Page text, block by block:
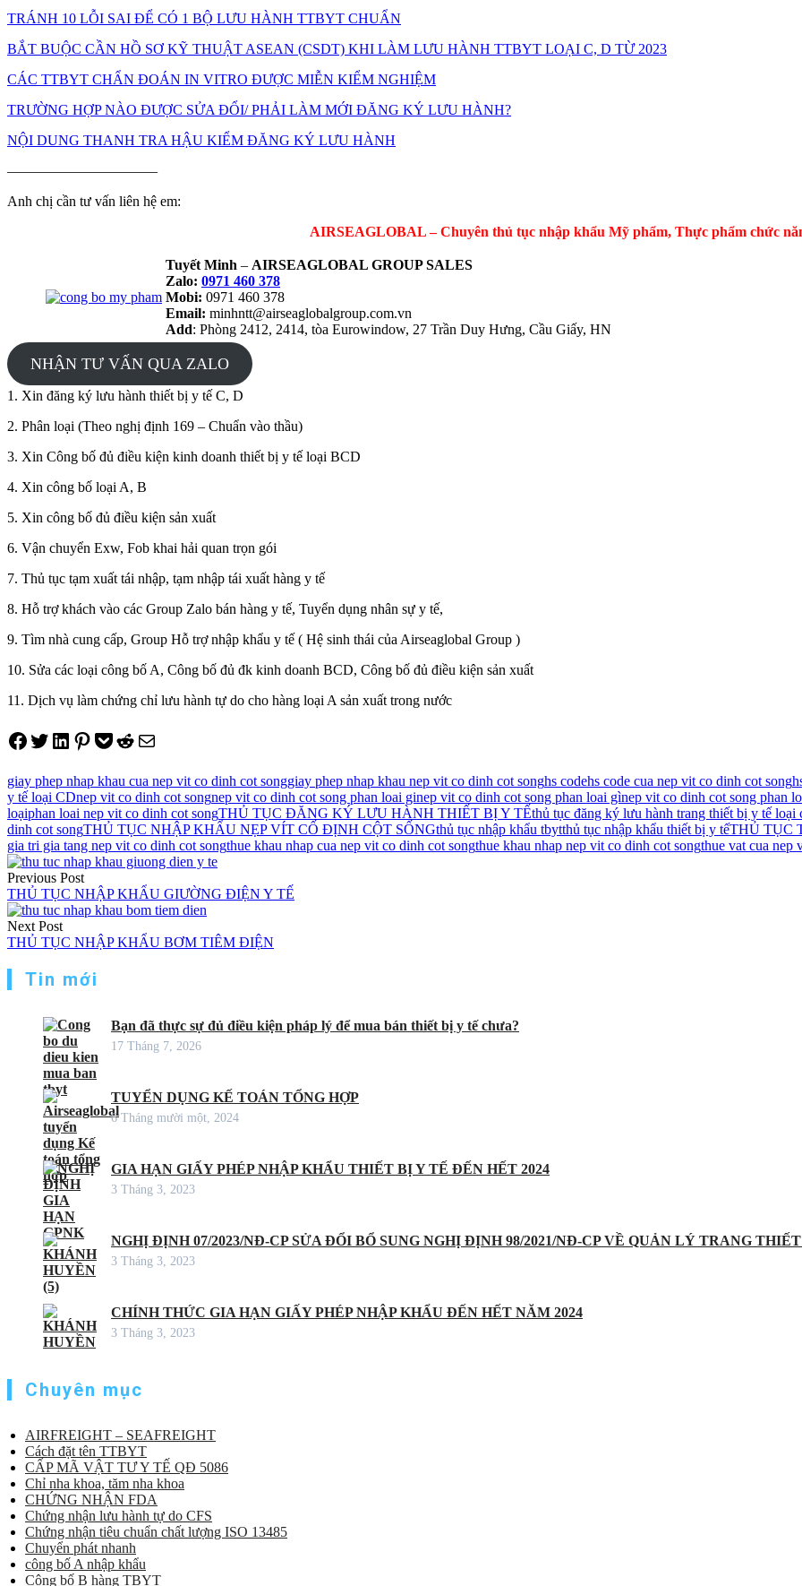
TRÁNH 10 LỖI SAI ĐỂ CÓ 1 BỘ LƯU HÀNH TTBYT CHUẨN
BẮT BUỘC CẦN HỒ SƠ KỸ THUẬT ASEAN (CSDT) KHI LÀM LƯU HÀNH TTBYT LOẠI C, D TỪ 2023
CÁC TTBYT CHẨN ĐOÁN IN VITRO ĐƯỢC MIỄN KIỂM NGHIỆM
TRƯỜNG HỢP NÀO ĐƯỢC SỬA ĐỔI/ PHẢI LÀM MỚI ĐĂNG KÝ LƯU HÀNH?
NỘI DUNG THANH TRA HẬU KIỂM ĐĂNG KÝ LƯU HÀNH
——————————–
Anh chị cần tư vấn liên hệ em:
AIRSEAGLOBAL – Chuyên thủ tục nhập khẩu Mỹ phẩm, Thực phẩm chức
Tuyết Minh – AIRSEAGLOBAL GROUP SALES
Zalo: 0971 460 378
Mobi: 0971 460 378
Email: minhntt@airseaglobalgroup.com.vn
Add: Phòng 2412, 2414, tòa Eurowindow, 27 Trần Duy Hưng, Cầu Giấy, HN
NHẬN TƯ VẤN QUA ZALO
1. Xin đăng ký lưu hành thiết bị y tế C, D
2. Phân loại (Theo nghị định 169 – Chuẩn vào thầu)
3. Xin Công bố đủ điều kiện kinh doanh thiết bị y tế loại BCD
4. Xin công bố loại A, B
5. Xin công bố đủ điều kiện sản xuất
6. Vận chuyển Exw, Fob khai hải quan trọn gói
7. Thủ tục tạm xuất tái nhập, tạm nhập tái xuất hàng y tế
8. Hỗ trợ khách vào các Group Zalo bán hàng y tế, Tuyển dụng nhân sự y tế,
9. Tìm nhà cung cấp, Group Hỗ trợ nhập khẩu y tế ( Hệ sinh thái của Airseaglobal Group )
10. Sửa các loại công bố A, Công bố đủ đk kinh doanh BCD, Công bố đủ điều kiện sản xuất
11. Dịch vụ làm chứng chỉ lưu hành tự do cho hàng loại A sản xuất trong nước
Share on Facebook
Tweet on Twitter
Share on LinkedIn
Pin on Pinterest
Save to pocket
Share on Reddit
Share via Email
giay phep nhap khau cua nep vit co dinh cot songgiay phep nhap khau nep vit co dinh cot songhs codehs code cua nep vit co dinh cot song
y tế loại CDnep vit co dinh cot songnep vit co dinh cot song phan loai ginep vit co dinh cot song phan loai gìnep vit co dinh cot song phan
loạiphan loai nep vit co dinh cot songTHỦ TỤC ĐĂNG KÝ LƯU HÀNH THIẾT BỊ Y TẾthủ tục đăng ký lưu hành trang thiết bị y tế loại
dinh cot songTHỦ TỤC NHẬP KHẨU NẸP VÍT CỐ ĐỊNH CỘT SỐNGthủ tục nhập khẩu tbytthủ tục nhập khẩu thiết bị y tếTHỦ TỤC
gia tri gia tang nep vit co dinh cot songthue khau nhap cua nep vit co dinh cot songthue khau nhap nep vit co dinh cot songthue vat cua nep
Điều
hướng
bài
viết
Previous Post
THỦ TỤC NHẬP KHẨU GIƯỜNG ĐIỆN Y TẾ
Next Post
THỦ TỤC NHẬP KHẨU BƠM TIÊM ĐIỆN
Tin mới
Bạn đã thực sự đủ điều kiện pháp lý để mua bán thiết bị y tế chưa?
17 Tháng 7, 2026
TUYỂN DỤNG KẾ TOÁN TỔNG HỢP
6 Tháng mười một, 2024
GIA HẠN GIẤY PHÉP NHẬP KHẨU THIẾT BỊ Y TẾ ĐẾN HẾT 2024
3 Tháng 3, 2023
NGHỊ ĐỊNH 07/2023/NĐ-CP SỬA ĐỔI BỔ SUNG NGHỊ ĐỊNH 98/2021/NĐ-CP VỀ QUẢN LÝ TRANG
3 Tháng 3, 2023
CHÍNH THỨC GIA HẠN GIẤY PHÉP NHẬP KHẨU ĐẾN HẾT NĂM 2024
3 Tháng 3, 2023
Chuyên mục
AIRFREIGHT – SEAFREIGHT
Cách đặt tên TTBYT
CẤP MÃ VẬT TƯ Y TẾ QĐ 5086
Chỉ nha khoa, tăm nha khoa
CHỨNG NHẬN FDA
Chứng nhận lưu hành tự do CFS
Chứng nhận tiêu chuẩn chất lượng ISO 13485
Chuyển phát nhanh
công bố A nhập khẩu
Công bố B hàng TBYT